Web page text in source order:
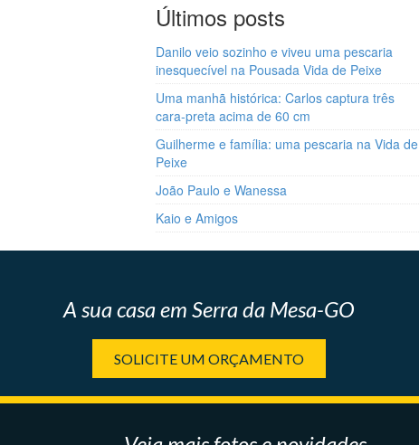
Últimos posts
Danilo veio sozinho e viveu uma pescaria
inesquecível na Pousada Vida de Peixe
Uma manhã histórica: Carlos captura três
cara-preta acima de 60 cm
Guilherme e família: uma pescaria na Vida de
Peixe
João Paulo e Wanessa
Kaio e Amigos
A sua casa em Serra da Mesa-GO
SOLICITE UM ORÇAMENTO